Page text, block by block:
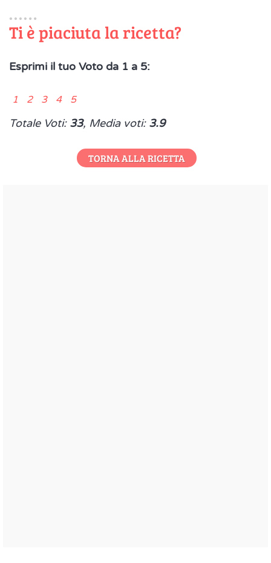
Ti è piaciuta la ricetta?
Esprimi il tuo Voto da 1 a 5:
1 2 3 4 5
Totale Voti: 33, Media voti: 3.9
TORNA ALLA RICETTA